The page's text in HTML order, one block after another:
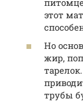
этот
Но
жир,
трубы